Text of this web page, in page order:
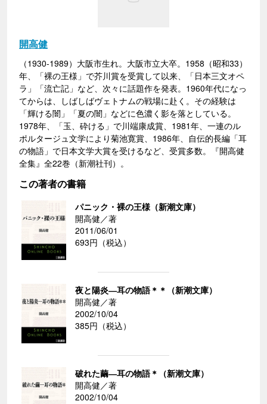
開高健
（1930-1989）大阪市生れ。大阪市立大卒。1958（昭和33）
年、「裸の王様」で芥川賞を受賞して以来、「日本三文オペ
ラ」「流亡記」など、次々に話題作を発表。1960年代になっ
てからは、しばしばヴェトナムの戦場に赴く。その経験は
「輝ける闇」「夏の闇」などに色濃く影を落としている。
1978年、「玉、砕ける」で川端康成賞、1981年、一連のル
ポルタージュ文学により菊池寛賞、1986年、自伝的長編「耳
の物語」で日本文学大賞を受けるなど、受賞多数。『開高健
全集』全22巻（新潮社刊）。
この著者の書籍
パニック・裸の王様（新潮文庫）
開高健／著
2011/06/01
693円（税込）
夜と陽炎―耳の物語＊＊（新潮文庫）
開高健／著
2002/10/04
385円（税込）
破れた繭―耳の物語＊（新潮文庫）
開高健／著
2002/10/04